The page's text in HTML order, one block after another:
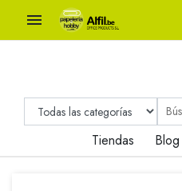

Tiendas Blog